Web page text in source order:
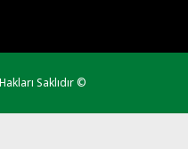
Saklıdır ©